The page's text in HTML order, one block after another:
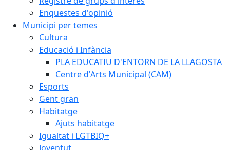
Enquestes d'opinió
Municipi per temes
Cultura
Educació i Infància
PLA EDUCATIU D'ENTORN DE LA LLAGOSTA
Centre d'Arts Municipal (CAM)
Esports
Gent gran
Habitatge
Ajuts habitatge
Igualtat i LGTBIQ+